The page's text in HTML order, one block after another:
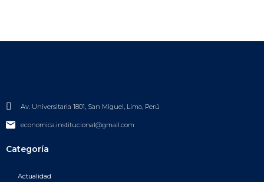
Av. Universitaria 1801, San Miguel, Lima, Perú
economica.institucional@gmail.com
Categoría
Actualidad